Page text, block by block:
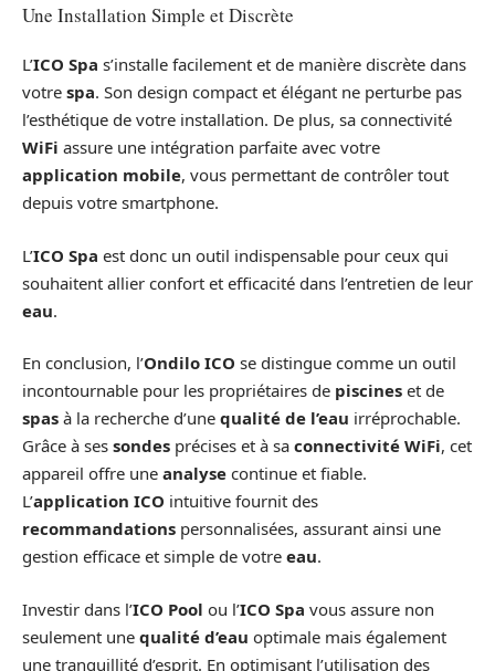
Une Installation Simple et Discrète
L’ICO Spa s’installe facilement et de manière discrète dans
votre spa. Son design compact et élégant ne perturbe pas
l’esthétique de votre installation. De plus, sa connectivité
WiFi assure une intégration parfaite avec votre
application mobile, vous permettant de contrôler tout
depuis votre smartphone.
L’ICO Spa est donc un outil indispensable pour ceux qui
souhaitent allier confort et efficacité dans l’entretien de leur
eau.
En conclusion, l’Ondilo ICO se distingue comme un outil
incontournable pour les propriétaires de piscines et de
spas à la recherche d’une qualité de l’eau irréprochable.
Grâce à ses sondes précises et à sa connectivité WiFi, cet
appareil offre une analyse continue et fiable.
L’application ICO intuitive fournit des
recommandations personnalisées, assurant ainsi une
gestion efficace et simple de votre eau.
Investir dans l’ICO Pool ou l’ICO Spa vous assure non
seulement une qualité d’eau optimale mais également
une tranquillité d’esprit. En optimisant l’utilisation des